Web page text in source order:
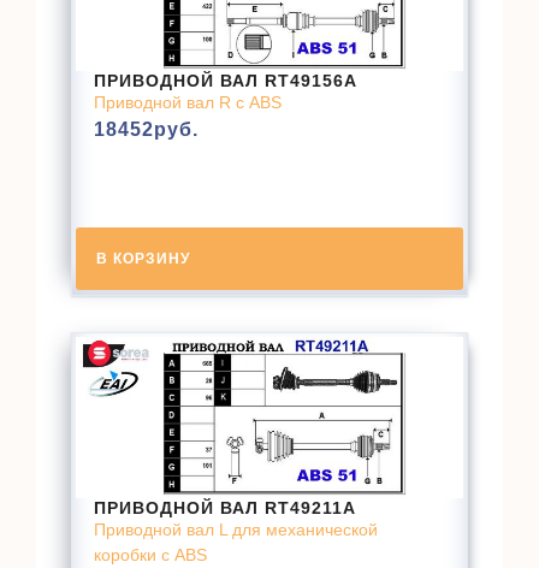
ПРИВОДНОЙ ВАЛ RT49156A
Приводной вал R с ABS
18452руб.
В КОРЗИНУ
ПРИВОДНОЙ ВАЛ RT49211A
Приводной вал L для механической
коробки с ABS